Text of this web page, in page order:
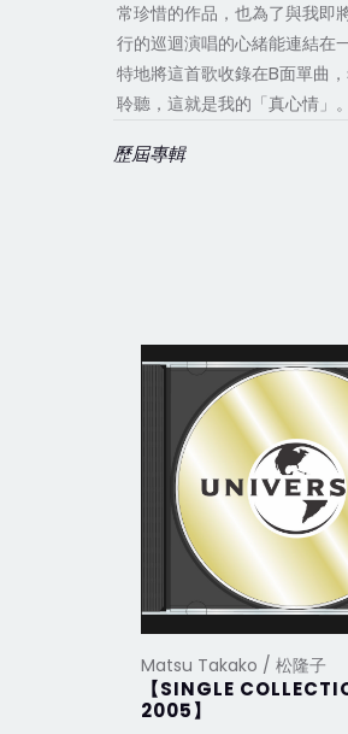
常珍惜的作品，也為了與我即
行的巡迴演唱的心緒能連結在
特地將這首歌收錄在B面單曲
聆聽，這就是我的「真心情」
歷屆專輯
Matsu Takako / 松隆子
【SINGLE
2005】